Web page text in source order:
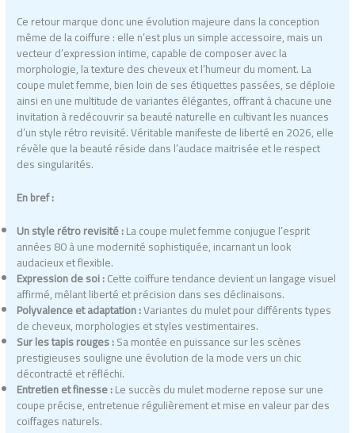
Ce retour marque donc une évolution majeure dans la conception
même de la coiffure : elle n’est plus un simple accessoire, mais un
vecteur d’expression intime, capable de composer avec la
morphologie, la texture des cheveux et l’humeur du moment. La
coupe mulet femme, bien loin de ses étiquettes passées, se déploie
ainsi en une multitude de variantes élégantes, offrant à chacune une
invitation à redécouvrir sa beauté naturelle en cultivant les nuances
d’un style rétro revisité. Véritable manifeste de liberté en 2026, elle
révèle que la beauté réside dans l’audace maitrisée et le respect
des singularités.
En bref :
Un style rétro revisité :La coupe mulet femme conjugue l’esprit
années 80 à une modernité sophistiquée, incarnant un look
audacieux et flexible.
Expression de soi :Cette coiffure tendance devient un langage visuel
affirmé, mêlant liberté et précision dans ses déclinaisons.
Polyvalence et adaptation :Variantes du mulet pour différents types
de cheveux, morphologies et styles vestimentaires.
Sur les tapis rouges :Sa montée en puissance sur les scènes
prestigieuses souligne une évolution de la mode vers un chic
décontracté et réfléchi.
Entretien et finesse :Le succès du mulet moderne repose sur une
coupe précise, entretenue régulièrement et mise en valeur par des
coiffages naturels.